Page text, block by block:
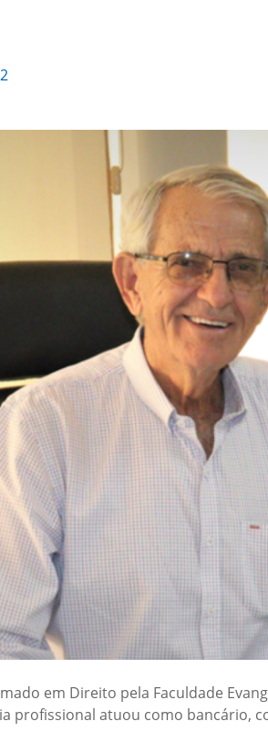
em Direito pela Faculdade
profissional atuou como